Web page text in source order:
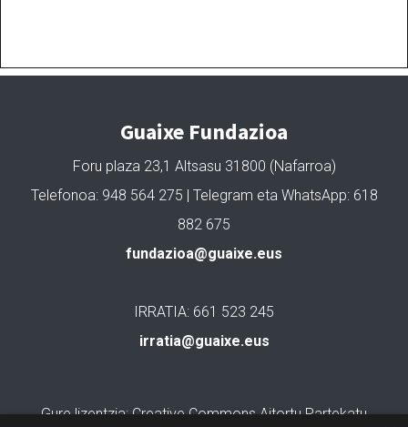
Guaixe Fundazioa
Foru plaza 23,1 Altsasu 31800 (Nafarroa)
Telefonoa: 948 564 275 | Telegram eta WhatsApp: 618
882 675
fundazioa@guaixe.eus
IRRATIA: 661 523 245
irratia@guaixe.eus
Gure lizentzia: Creative Commons Aitortu Partekatu